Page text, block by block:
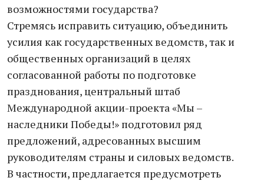
возможностями государства?
Стремясь исправить ситуацию, объединить
усилия как государственных ведомств, так и
общественных организаций в целях
согласованной работы по подготовке
празднования, центральный штаб
Международной акции-проекта «Мы –
наследники Победы!» подготовил ряд
предложений, адресованных высшим
руководителям страны и силовых ведомств.
В частности, предлагается предусмотреть